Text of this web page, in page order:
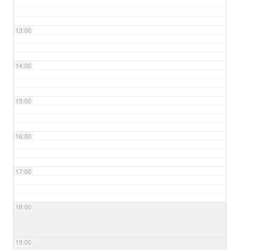
13:00
14:00
15:00
16:00
17:00
18:00
19:00